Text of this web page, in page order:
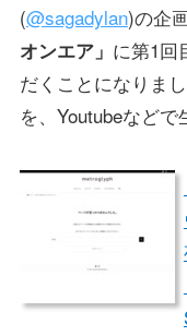
(@sagadylan)の企画
オンエア」 に第1回
だくことになりま
を、Youtubeなどで